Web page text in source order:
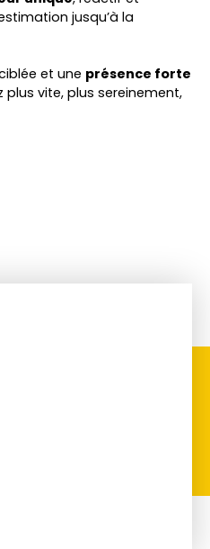
jusqu’à la
et une présence forte
plus vite, plus sereinement,